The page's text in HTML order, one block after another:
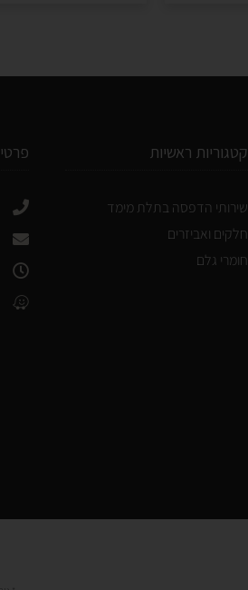
קטגוריות ראשיות
שירותי הדפסה בתלת מימד
חלקים ואביזרים
חומרי גלם